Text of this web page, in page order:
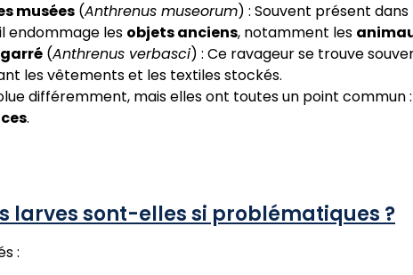
musées(Anthrenus museorum) : Souvent présent dans
endommage les objets anciens, notamment les
(Anthrenus verbasci) : Ce ravageur se trouve
les vêtements et les textiles stockés.
différemment, mais elles ont toutes un point commun
.
larves sont-elles si problématiques ?
: